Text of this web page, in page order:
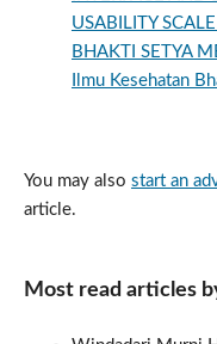
USABILITY
BHAKTI SETYA
Ilmu Kesehatan
You may also start an
article.
Most read articles